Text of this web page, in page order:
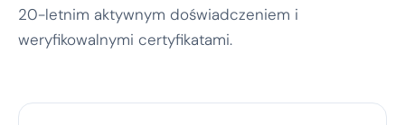
20-letnim aktywnym doświadczeniem i
weryfikowalnymi certyfikatami.